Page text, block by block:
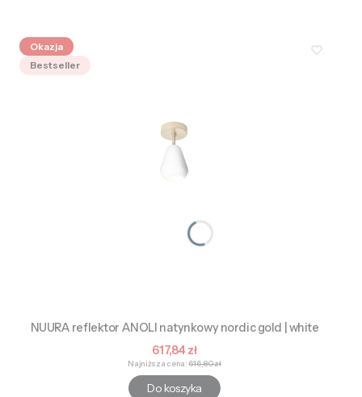
Okazja
Bestseller
NUURA reflektor ANOLI natynkowy nordic gold | white
Cena promocyjna
617,84 zł
Najniższa cena: 616,80 zł
Do koszyka